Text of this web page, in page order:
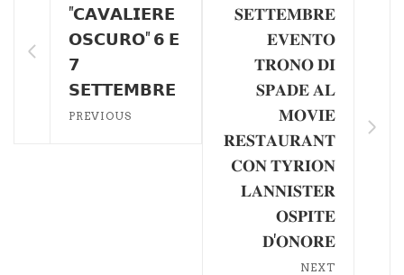
"𝗖𝗔𝗩𝗔𝗟𝗜𝗘𝗥𝗘
𝗢𝗦𝗖𝗨𝗥𝗢" 𝟲 𝗘
𝟳
𝗦𝗘𝗧𝗧𝗘𝗠𝗕𝗥𝗘
PREVIOUS
𝐒𝐄𝐓𝐓𝐄𝐌𝐁𝐑𝐄
𝐄𝐕𝐄𝐍𝐓𝐎
𝐓𝐑𝐎𝐍𝐎 𝐃𝐈
𝐒𝐏𝐀𝐃𝐄 𝐀𝐋
𝐌𝐎𝐕𝐈𝐄
𝐑𝐄𝐒𝐓𝐀𝐔𝐑𝐀𝐍𝐓
𝐂𝐎𝐍 𝐓𝐘𝐑𝐈𝐎𝐍
𝐋𝐀𝐍𝐍𝐈𝐒𝐓𝐄𝐑
𝐎𝐒𝐏𝐈𝐓𝐄
𝐃'𝐎𝐍𝐎𝐑𝐄
NEXT